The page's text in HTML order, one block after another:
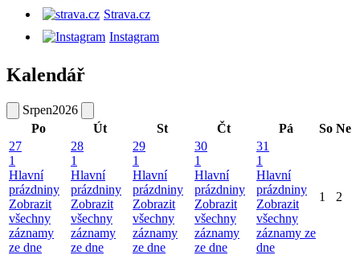
Strava.cz
Instagram
Kalendář
Srpen2026
Po
Út St Čt Pá So Ne
27
1
Hlavní
prázdniny
Zobrazit
všechny
záznamy
ze dne
28
1
Hlavní
prázdniny
Zobrazit
všechny
záznamy
ze dne
29
1
Hlavní
prázdniny
Zobrazit
všechny
záznamy
ze dne
30
1
Hlavní
prázdniny
Zobrazit
všechny
záznamy
ze dne
31
1
Hlavní
prázdniny
Zobrazit
všechny
záznamy ze
dne
1 2